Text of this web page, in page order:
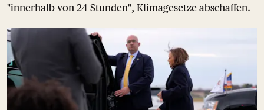
"innerhalb von 24 Stunden", Klimagesetze abschaffen.